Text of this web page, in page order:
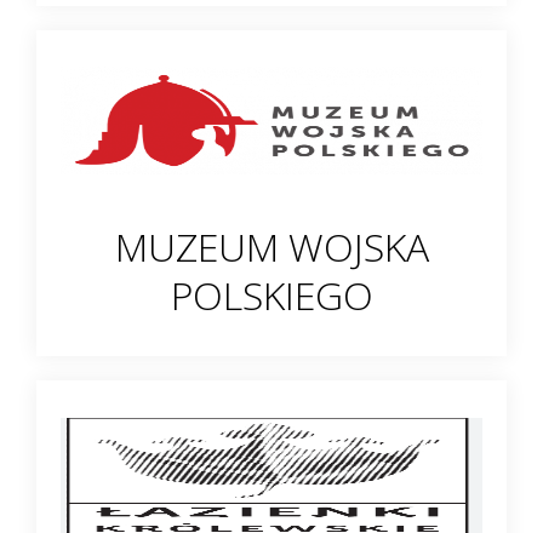
MUZEUM WOJSKA
POLSKIEGO